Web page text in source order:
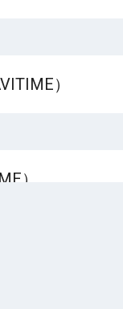
）
）